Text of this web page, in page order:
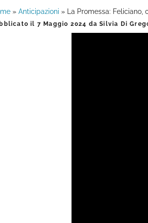
» Anticipazioni » La Promessa:
il 7 Maggio 2024 daSilvia Di